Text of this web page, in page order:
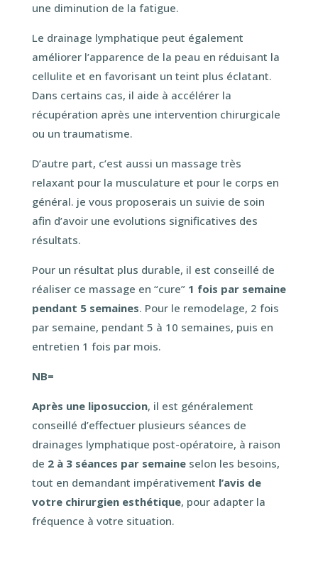
une diminution de la fatigue.
Le drainage lymphatique peut également
améliorer l’apparence de la peau en réduisant la
cellulite et en favorisant un teint plus éclatant.
Dans certains cas, il aide à accélérer la
récupération après une intervention chirurgicale
ou un traumatisme.
D’autre part, c’est aussi un massage très
relaxant pour la musculature et pour le corps en
général. je vous proposerais un suivie de soin
afin d’avoir une evolutions significatives des
résultats.
Pour un résultat plus durable, il est conseillé de
réaliser ce massage en “cure” 1 fois par semaine
pendant 5 semaines. Pour le remodelage, 2 fois
par semaine, pendant 5 à 10 semaines, puis en
entretien 1 fois par mois.
NB=
Après une liposuccion, il est généralement
conseillé d’effectuer plusieurs séances de
drainages lymphatique post-opératoire, à raison
de 2 à 3 séances par semaineselon les besoins,
tout en demandant impérativement l’avis de
votre chirurgien esthétique, pour adapter la
fréquence à votre situation.